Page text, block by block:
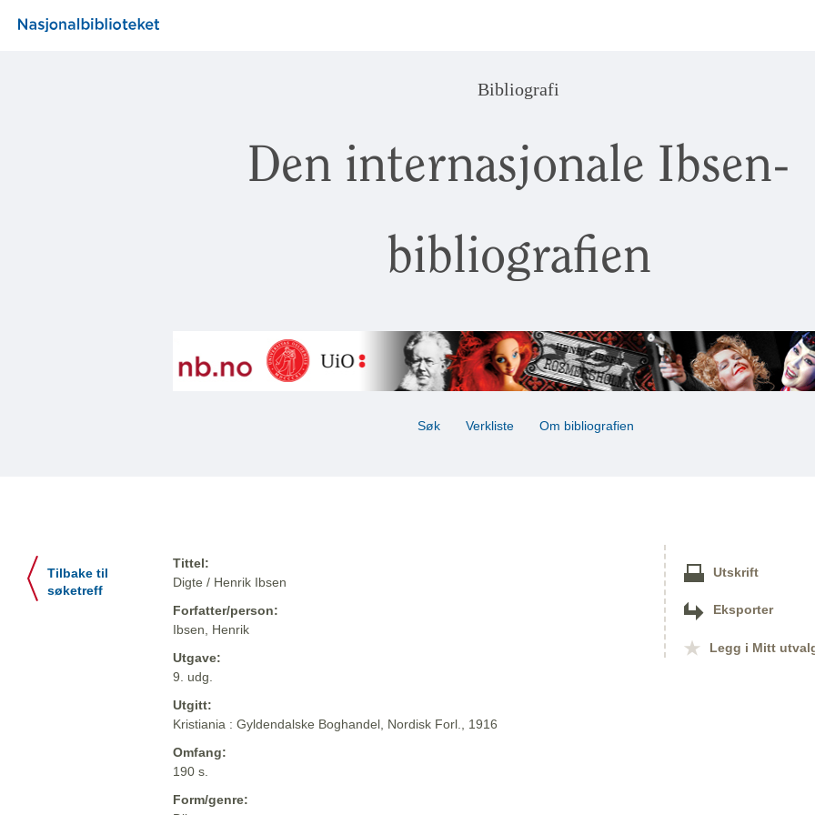
Bibliografi
Den internasjonale Ibsen-
bibliografien
Søk Verkliste Om bibliografien
Tilbake til
søketreff
Tittel:
Digte / Henrik Ibsen
Forfatter/person:
Ibsen, Henrik
Utgave:
9. udg.
Utgitt:
Kristiania : Gyldendalske Boghandel, Nordisk Forl., 1916
Omfang:
190 s.
Form/genre:
Utskrift
Eksporter
Legg i Mitt